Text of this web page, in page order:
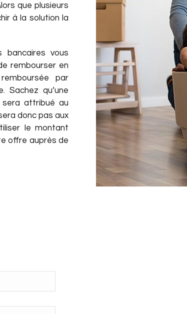
que plusieurs
à la solution la
bancaires vous
rembourser en
par
Sachez qu’une
attribué au
donc pas aux
le montant
offre auprès de